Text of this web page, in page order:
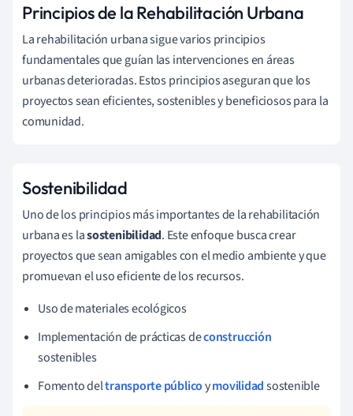
Principios de la Rehabilitación Urbana
La rehabilitación urbana sigue varios principios
fundamentales que guían las intervenciones en áreas
urbanas deterioradas. Estos principios aseguran que los
proyectos sean eficientes, sostenibles y beneficiosos para la
comunidad.
Sostenibilidad
Uno de los principios más importantes de la rehabilitación
urbana es lasostenibilidad. Este enfoque busca crear
proyectos que sean amigables con el medio ambiente y que
promuevan el uso eficiente de los recursos.
Uso de materiales ecológicos
Implementación de prácticas deconstrucción
sostenibles
Fomento deltransporte públicoymovilidadsostenible